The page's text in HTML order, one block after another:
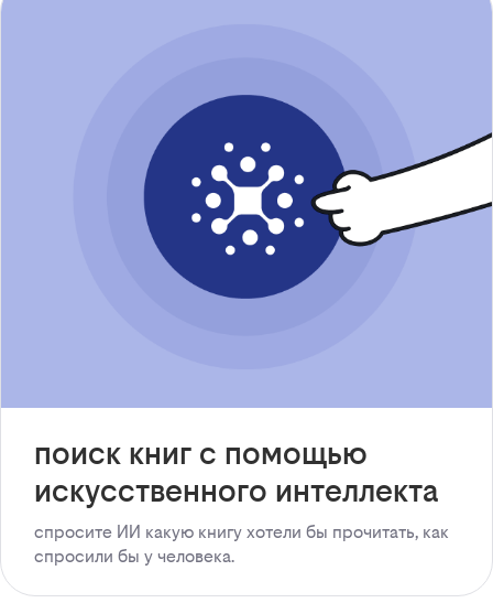
поиск книг с помощью
искусственного интеллекта
спросите ИИ какую книгу хотели бы прочитать, как
спросили бы у человека.